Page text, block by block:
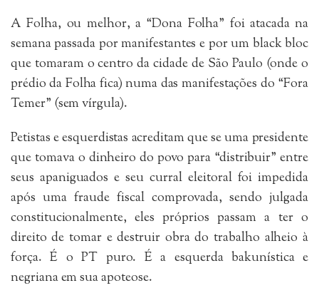
A Folha, ou melhor, a “Dona Folha” foi atacada na
semana passada por manifestantes e por um black bloc
que tomaram o centro da cidade de São Paulo (onde o
prédio da Folha fica) numa das manifestações do “Fora
Temer” (sem vírgula).
Petistas e esquerdistas acreditam que se uma presidente
que tomava o dinheiro do povo para “distribuir” entre
seus apaniguados e seu curral eleitoral foi impedida
após uma fraude fiscal comprovada, sendo julgada
constitucionalmente, eles próprios passam a ter o
direito de tomar e destruir obra do trabalho alheio à
força. É o PT puro. É a esquerda bakunística e
negriana em sua apoteose.